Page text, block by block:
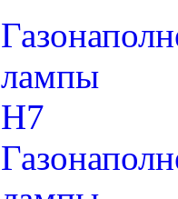
лампы
H7